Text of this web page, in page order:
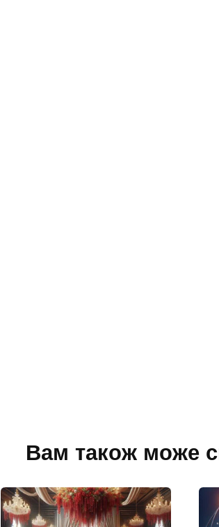
Вам також може